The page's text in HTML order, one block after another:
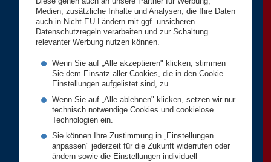
Medien, zusätzliche Inhalte und Analysen, die Ihre Daten
auch in Nicht-EU-Ländern mit ggf. unsicheren
Datenschutzregeln verarbeiten und zur Schaltung
relevanter Werbung nutzen können.
Wenn Sie auf „Alle akzeptieren" klicken, stimmen
Sie dem Einsatz aller Cookies, die in den Cookie
Einstellungen aufgelistet sind, zu.
Wenn Sie auf „Alle ablehnen" klicken, setzen wir nur
technisch notwendige Cookies und cookielose
Technologien ein.
Sie können Ihre Zustimmung in „Einstellungen
anpassen" jederzeit für die Zukunft widerrufen oder
ändern sowie die Einstellungen individuell